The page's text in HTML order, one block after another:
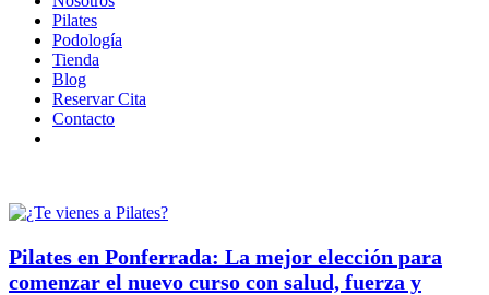
Pilates
Podología
Tienda
Blog
Reservar Cita
Contacto
Pilates en Ponferrada: La mejor elección para
comenzar el nuevo curso con salud, fuerza y